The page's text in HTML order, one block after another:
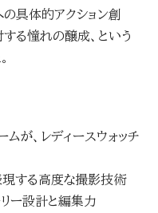
具体的アクション創
る憧れの醸成、という
が、レディースウォッチ
現する高度な撮影技術
ー設計と編集力